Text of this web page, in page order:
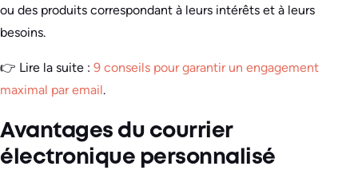
ou des produits correspondant à leurs intérêts et à leurs
besoins.
👉 Lire la suite : 9 conseils pour garantir un engagement
maximal par email.
Avantages du courrier
électronique personnalisé